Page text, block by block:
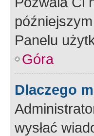
Panelu
Góra
Dlaczego
wysłać